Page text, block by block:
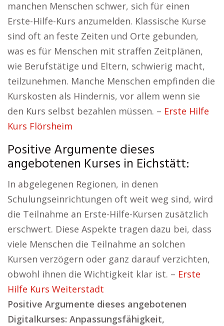
manchen Menschen schwer, sich für einen
Erste-Hilfe-Kurs anzumelden. Klassische Kurse
sind oft an feste Zeiten und Orte gebunden,
was es für Menschen mit straffen Zeitplänen,
wie Berufstätige und Eltern, schwierig macht,
teilzunehmen. Manche Menschen empfinden die
Kurskosten als Hindernis, vor allem wenn sie
den Kurs selbst bezahlen müssen. – Erste Hilfe
Kurs Flörsheim
Positive Argumente dieses
angebotenen Kurses in Eichstätt:
In abgelegenen Regionen, in denen
Schulungseinrichtungen oft weit weg sind, wird
die Teilnahme an Erste-Hilfe-Kursen zusätzlich
erschwert. Diese Aspekte tragen dazu bei, dass
viele Menschen die Teilnahme an solchen
Kursen verzögern oder ganz darauf verzichten,
obwohl ihnen die Wichtigkeit klar ist. – Erste
Hilfe Kurs Weiterstadt
Positive Argumente dieses angebotenen
Digitalkurses: Anpassungsfähigkeit,